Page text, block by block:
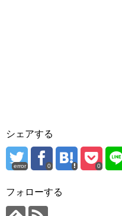
シェアする
error 0 0
フォローする